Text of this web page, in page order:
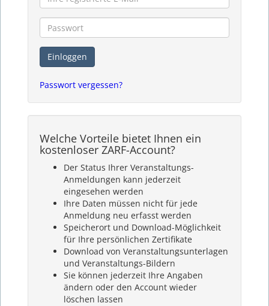
Passwort vergessen?
Welche Vorteile bietet Ihnen ein
kostenloser ZARF-Account?
Der Status Ihrer Veranstaltungs-
Anmeldungen kann jederzeit
eingesehen werden
Ihre Daten müssen nicht für jede
Anmeldung neu erfasst werden
Speicherort und Download-Möglichkeit
für Ihre persönlichen Zertifikate
Download von Veranstaltungsunterlagen
und Veranstaltungs-Bildern
Sie können jederzeit Ihre Angaben
ändern oder den Account wieder
löschen lassen